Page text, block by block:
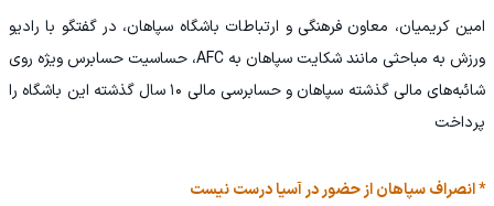
امین کریمیان، معاون فرهنگی و ارتباطات باشگاه سپاهان، در گفتگو با رادیو
ورزش به مباحثی مانند شکایت سپاهان به AFC، حساسیت حسابرس ویژه روی
شائبه‌های مالی گذشته سپاهان و حسابرسی مالی ۱۰ سال گذشته این باشگاه را
پرداخت
* انصراف سپاهان از حضور در آسیا درست نیست